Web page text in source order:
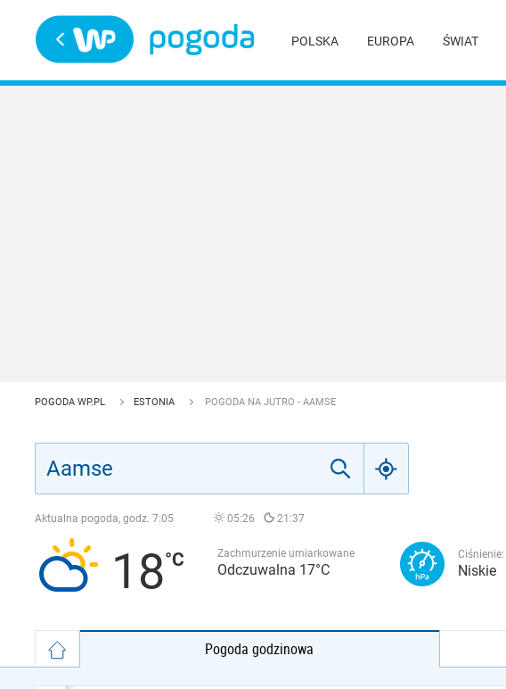
POLSKA EUROPA ŚWIAT
POGODA WP.PL ESTONIA POGODA NA JUTRO - AAMSE
Aktualna pogoda, godz. 7:05 05:26 21:37
18 Zachmurzenie umiarkowane
Odczuwalna 17°C
Ciśnienie:
Niskie
Pogoda godzinowa